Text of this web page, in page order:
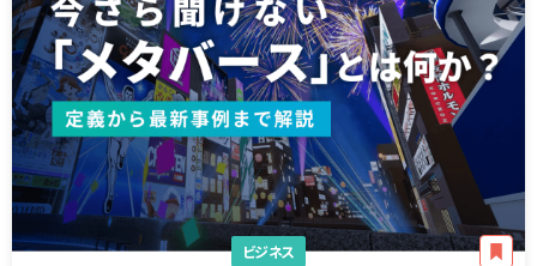
ビジネス